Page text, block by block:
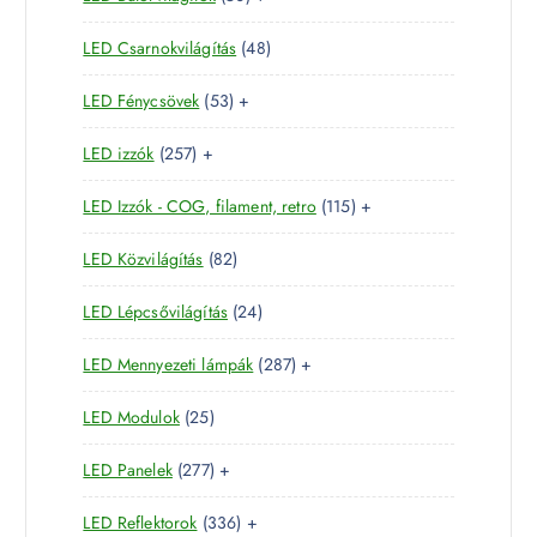
é
k
r
é
e
r
m
k
0
t
e
r
m
k
LED Csarnokvilágítás 484
8
e
m
é
k
LED Fénycsövek 535
3
e
r
m
é
k
+
LED izzók 2572
5
7
t
e
r
m
é
k
+
LED Izzók - COG, filament, retro 1151
1
t
r
é
+
LED Közvilágítás 828
2
t
e
r
m
k
LED Lépcsővilágítás 242
4
t
e
m
k
LED Mennyezeti lámpák 2872
8
t
r
+
LED Modulok 252
5
t
e
r
LED Panelek 2772
7
7
+
LED Reflektorok 3363 +